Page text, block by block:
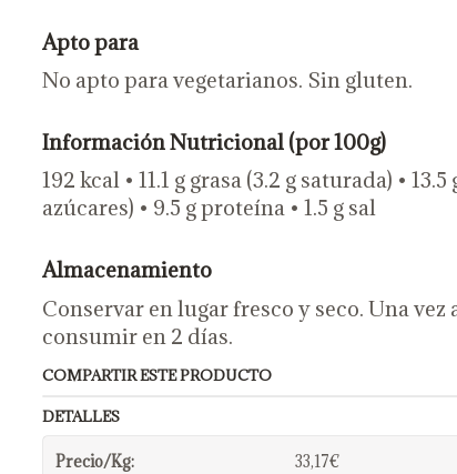
Apto para
No apto para vegetarianos. Sin gluten.
Información Nutricional (por 100g)
192 kcal • 11.1 g grasa (3.2 g saturada) •
azúcares) • 9.5 g proteína • 1.5 g sal
Almacenamiento
Conservar en lugar fresco y seco. Una
consumir en 2 días.
COMPARTIR ESTE PRODUCTO
DETALLES
Precio/Kg: 33,17€